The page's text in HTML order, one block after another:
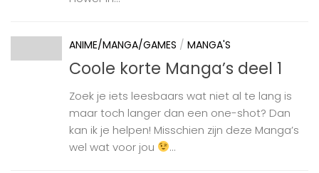
ANIME/MANGA/GAMES / MANGA'S
Coole korte Manga’s deel 1
Zoek je iets leesbaars wat niet al te lang is
maar toch langer dan een one-shot? Dan
kan ik je helpen! Misschien zijn deze Manga’s
wel wat voor jou
...